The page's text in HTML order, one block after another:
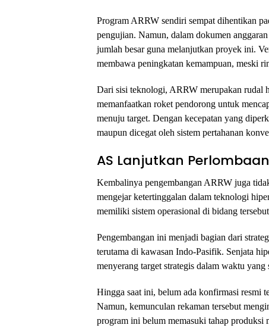
Program ARRW sendiri sempat dihentikan
pengujian. Namun, dalam dokumen
jumlah besar guna melanjutkan proyek ini.
membawa peningkatan kemampuan, meski
Dari sisi teknologi, ARRW merupakan rudal
memanfaatkan roket pendorong untuk
menuju target. Dengan kecepatan yang
maupun dicegat oleh sistem pertahanan
AS Lanjutkan
Kembalinya pengembangan ARRW juga
mengejar ketertinggalan dalam teknologi
memiliki sistem operasional di bidang
Pengembangan ini menjadi bagian dari
terutama di kawasan Indo-Pasifik. Senjata
menyerang target strategis dalam waktu yang
Hingga saat ini, belum ada konfirmasi resmi
Namun, kemunculan rekaman tersebut
program ini belum memasuki tahap produksi